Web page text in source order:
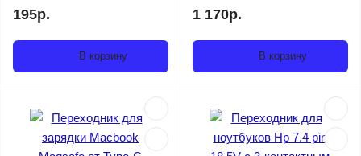
195р.
В корзину
1 170р.
В корзину